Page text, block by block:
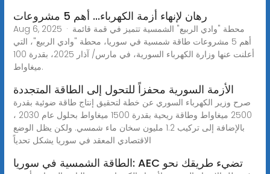
رهان لإنهاء أزمة الكهرباء... أهم 5 مشروعات
Aug 6, 2025 · محطة "وادي الربيع" الشمسية تتميز في قمة قائمة
أهم 5 مشروعات طاقة شمسية في سوريا، محطة "وادي الربيع"، التي
أعلنت عنها وزارة الكهرباء السورية، في مارس/ آذار 2025، بقدرة 100
ميغاواط.
الأزمة السورية محفزاً للتحول إلى الطاقة المتجددة
صرح وزير الكهرباء السوري عن خطة لتحقيق إنتاج طاقة ضوئية بقدرة
2500 ميغاواط وطاقة ريحية بقدرة 1500 ميغاواط بحلول عام 2030 ،
بالإضافة إلى تركيب 1.2 مليون سخان ماء شمسي. ولكن يظل الوضع
الاقتصادي المعقد في سوريا يشكل تحدياً
الطاقة الشمسية في سوريا: AEC تضيء طريقك نحو